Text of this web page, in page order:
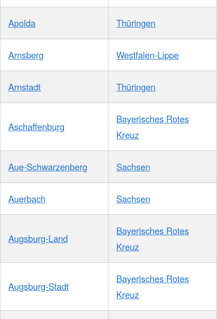
Apolda Thüringen
Arnsberg Westfalen-Lippe
Arnstadt Thüringen
Aschaffenburg
Bayerisches Rotes
Kreuz
Aue-Schwarzenberg Sachsen
Auerbach Sachsen
Augsburg-Land
Bayerisches Rotes
Kreuz
Augsburg-Stadt
Bayerisches Rotes
Kreuz